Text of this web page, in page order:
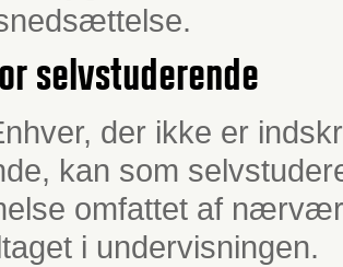
selvstuderende
der ikke er
kan som
omfattet af
i undervisningen.